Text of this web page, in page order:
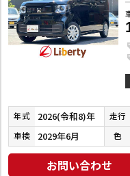
年式 2026(令和8)年 走行
車検 2029年6月 色
お問い合わせ